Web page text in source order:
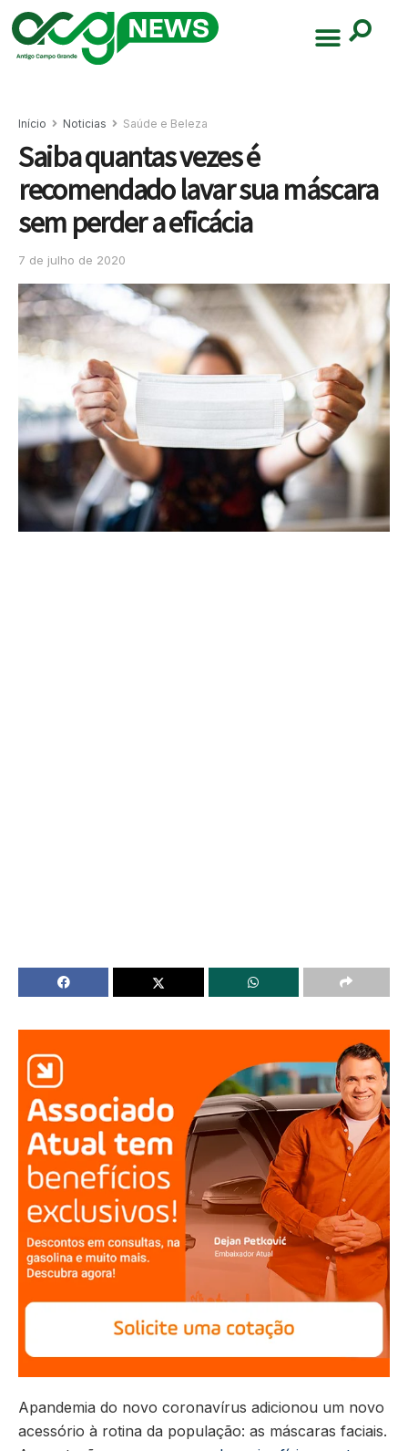
Início Noticias Saúde e Beleza
Saiba quantas vezes é
recomendado lavar sua máscara
sem perder a eficácia
7 de julho de 2020
Apandemia do novo coronavírus adicionou um novo
acessório à rotina da população: as máscaras faciais.